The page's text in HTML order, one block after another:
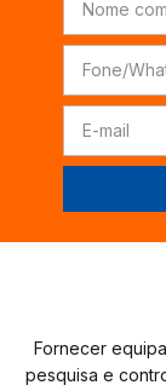
Fornecer
pesquisa e